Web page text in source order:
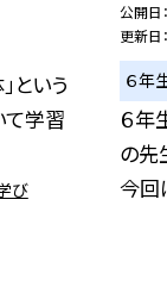
という
て学習
び
公開日
更新日
６年
６年
の先
今回